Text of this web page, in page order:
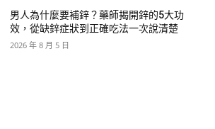
男人為什麼要補鋅？藥師揭開鋅的5大功
效，從缺鋅症狀到正確吃法一次說清楚
2026 年 8 月 5 日